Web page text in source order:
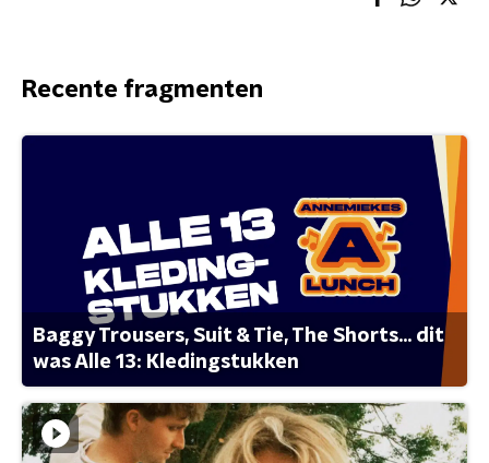
Recente fragmenten
Baggy Trousers, Suit & Tie, The Shorts... dit
was Alle 13: Kledingstukken